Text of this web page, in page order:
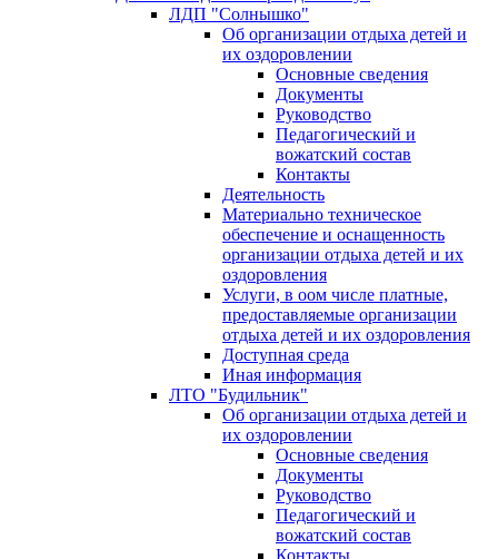
ЛДП "Солнышко"
Об организации отдыха детей и
их оздоровлении
Основные сведения
Документы
Руководство
Педагогический и
вожатский состав
Контакты
Деятельность
Материально техническое
обеспечение и оснащенность
организации отдыха детей и их
оздоровления
Услуги, в оом числе платные,
предоставляемые организации
отдыха детей и их оздоровления
Доступная среда
Иная информация
ЛТО "Будильник"
Об организации отдыха детей и
их оздоровлении
Основные сведения
Документы
Руководство
Педагогический и
вожатский состав
Контакты